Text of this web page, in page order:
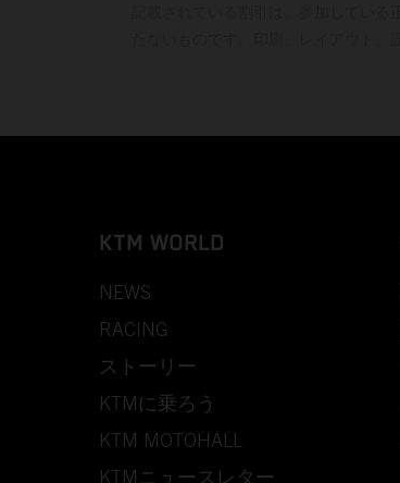
KTM WORLD
NEWS
RACING
ストーリー
KTMに乗ろう
KTM MOTOHALL
KTMニュースレター